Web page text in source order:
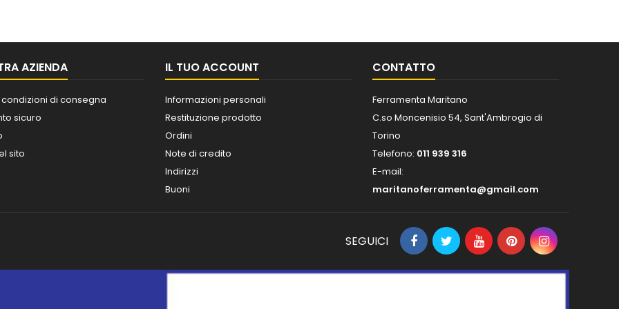
AZIENDA
di consegna
sicuro
sito
IL TUO ACCOUNT
Informazioni personali
Restituzione prodotto
Ordini
Note di credito
Indirizzi
Buoni
CONTATTO
Ferramenta Maritano
C.so Moncenisio 54, Sant'Ambrogio di
Torino
Telefono: 011 939 316
E-mail:
maritanoferramenta@gmail.com
SEGUICI